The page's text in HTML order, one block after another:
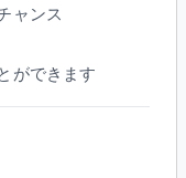
ャンス
ができます